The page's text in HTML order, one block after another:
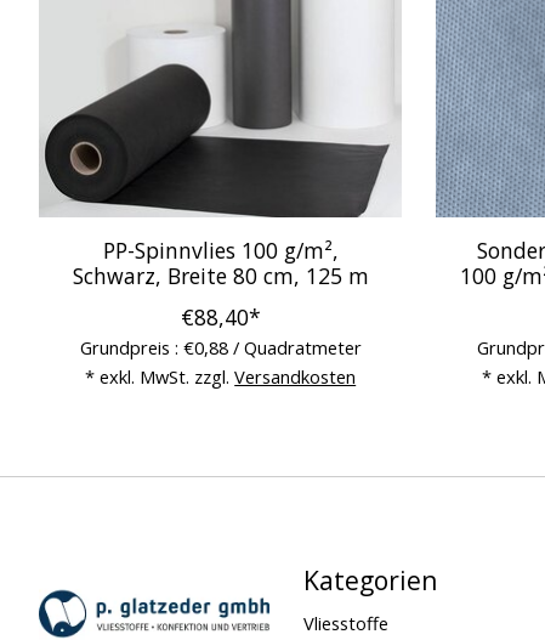
PP-Spinnvlies 100 g/m²,
Schwarz, Breite 80 cm, 125 m
€88,40*
Grundpreis : €0,88 / Quadratmeter
* exkl. MwSt. zzgl.Versandkosten
100 g/
* exkl.
Kategorien
Vliesstoffe